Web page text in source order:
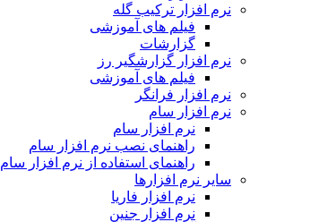
نرم افزار ترکیب گله
فیلم های آموزشی
گزارشات
نرم افزار گزارشگیر رز
فیلم های آموزشی
نرم افزار فرانگر
نرم افزار سام
نرم افزار سام
راهنمای نصب نرم افزار سام
راهنمای استفاده از نرم افزار سام
سایر نرم افزارها
نرم افزار فاریا
نرم افزار جنین